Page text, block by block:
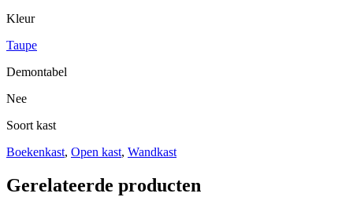
Kleur
Taupe
Demontabel
Nee
Soort kast
Boekenkast, Open kast, Wandkast
Gerelateerde producten